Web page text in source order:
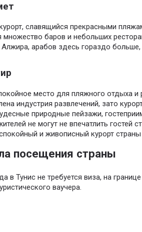
славящийся прекрасными
множество баров и небольших
арабов здесь гораздо больше,
место для пляжного отдыха и
индустрия развлечений, зато
природные пейзажи,
не могут не впечатлить гостей
и живописный курорт
посещения страны
в Тунис не требуется виза, на
ваучера.